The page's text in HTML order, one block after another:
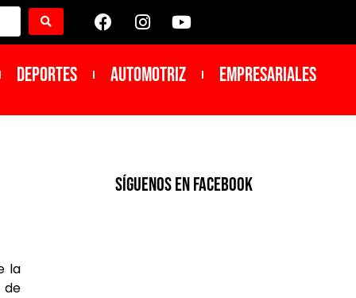
DEPORTES Automotriz Empresariales
la
de
SíGUENOS EN FACEBOOK